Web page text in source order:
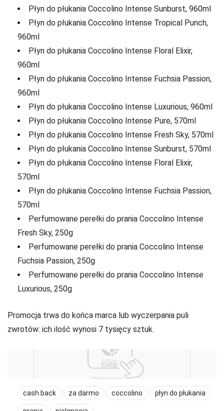
Płyn do płukania Coccolino Intense Sunburst, 960ml
Płyn do płukania Coccolino Intense Tropical Punch,
960ml
Płyn do płukania Coccolino Intense Floral Elixir,
960ml
Płyn do płukania Coccolino Intense Fuchsia Passion,
960ml
Płyn do płukania Coccolino Intense Luxurious, 960ml
Płyn do płukania Coccolino Intense Pure, 570ml
Płyn do płukania Coccolino Intense Fresh Sky, 570ml
Płyn do płukania Coccolino Intense Sunburst, 570ml
Płyn do płukania Coccolino Intense Floral Elixir,
570ml
Płyn do płukania Coccolino Intense Fuchsia Passion,
570ml
Perfumowane perełki do prania Coccolino Intense
Fresh Sky, 250g
Perfumowane perełki do prania Coccolino Intense
Fuchsia Passion, 250g
Perfumowane perełki do prania Coccolino Intense
Luxurious, 250g
Promocja trwa do końca marca lub wyczerpania puli
zwrotów: ich ilość wynosi 7 tysięcy sztuk.
cash back za darmo coccolino płyn do płukania